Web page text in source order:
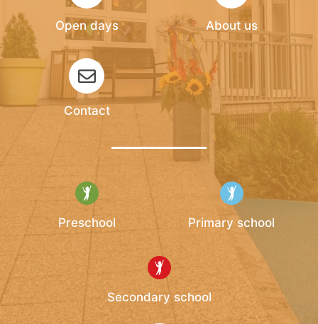
Open days About us
Contact
Preschool Primary school
Secondary school